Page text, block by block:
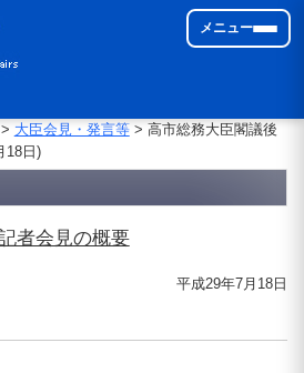
メニュー
> 大臣会見・発言等> 高市総務大臣閣議後
18日)
者会見の概要
平成29年7月18日